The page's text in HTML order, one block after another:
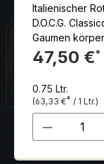
Italienischer
D.O.C.G.
Gaumen
Bedeutender
die Alterung.
47,50 €*
0.75 Ltr.
(63,33 €* / 1 Ltr.)
Produkt